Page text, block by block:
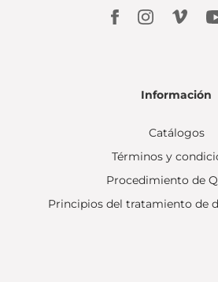
Información
Catálogos
Términos y
Procedimiento de
Principios del tratamiento de